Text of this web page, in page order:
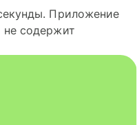
Приложение
не содержит